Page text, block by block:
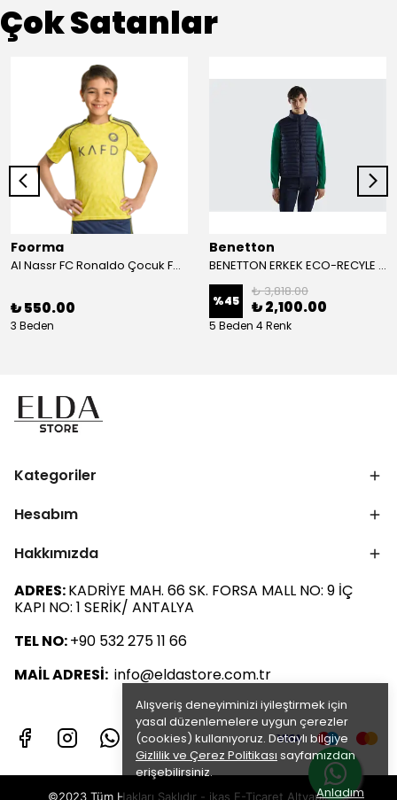
Alışveriş deneyiminizi iyileştirmek için
yasal düzenlemelere uygun çerezler
(cookies) kullanıyoruz. Detaylı bilgiye
Gizlilik ve Çerez Politikası sayfamızdan
erişebilirsiniz.
Anladım
Çok Satanlar
Foorma
Al Nassr FC Ronaldo Çocuk Forma 2'li Takım(Şort/T-Shirt)
₺ 550.00
3 Beden
Benetton
BENETTON ERKEK ECO-RECYLE DOLGULU PUFA YELEK
%45
₺ 3,818.00
₺ 2,100.00
5 Beden 4 Renk
Kategoriler
Hesabım
Hakkımızda
ADRES:KADRİYE MAH. 66 SK. FORSA MALL NO: 9 İÇ
KAPI NO: 1 SERİK/ ANTALYA
TEL NO:+90 532 275 11 66
MAİL ADRESİ: info@eldastore.com.tr
©2023 Tüm Hakları Saklıdır - ikas E-Ticaret Altyapısı ile